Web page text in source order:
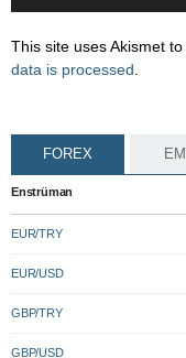
This site uses Akismet to
data is processed
FOREX
Enstrüman
EUR/TRY
EUR/USD
GBP/TRY
GBP/USD